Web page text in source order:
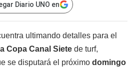
Diario UNO en
ultimando detalles para el
Copa Canal Siete de turf,
se disputará el próximo domingo